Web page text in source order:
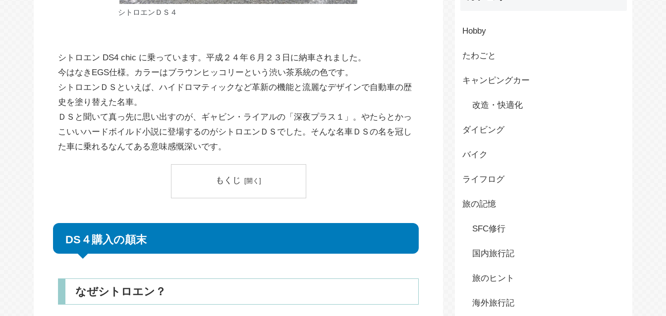
シトロエンＤＳ４
シトロエン DS4 chic に乗っています。平成２４年６月２３日に納車されました。
今はなきEGS仕様。カラーはブラウンヒッコリーという渋い茶系統の色です。
シトロエンＤＳといえば、ハイドロマティックなど革新の機能と流麗なデザインで自動車の歴
史を塗り替えた名車。
ＤＳと聞いて真っ先に思い出すのが、ギャビン・ライアルの「深夜プラス１」。やたらとかっ
こいいハードボイルド小説に登場するのがシトロエンＤＳでした。そんな名車ＤＳの名を冠し
た車に乗れるなんてある意味感慨深いです。
もくじ
DS４購入の顛末
なぜシトロエン？
Hobby
たわごと
キャンピングカー
改造・快適化
ダイビング
バイク
ライフログ
旅の記憶
SFC修行
国内旅行記
旅のヒント
海外旅行記